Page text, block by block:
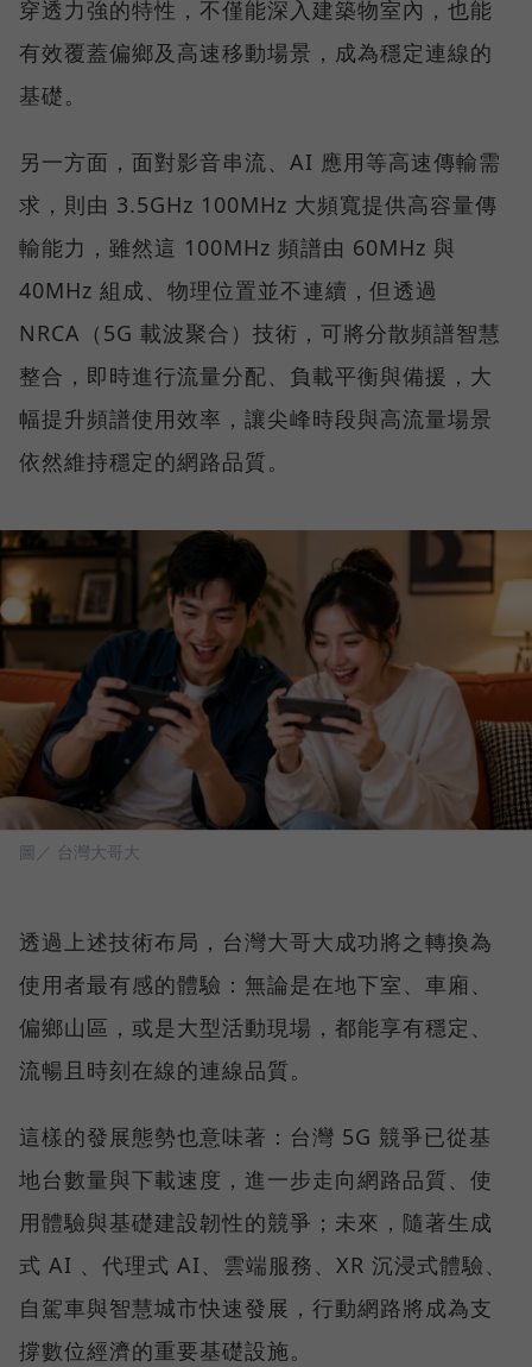
穿透力強的特性，不僅能深入建築物室內，也能
有效覆蓋偏鄉及高速移動場景，成為穩定連線的
基礎。
另一方面，面對影音串流、AI 應用等高速傳輸需
求，則由 3.5GHz 100MHz 大頻寬提供高容量傳
輸能力，雖然這 100MHz 頻譜由 60MHz 與
40MHz 組成、物理位置並不連續，但透過
NRCA（5G 載波聚合）技術，可將分散頻譜智慧
整合，即時進行流量分配、負載平衡與備援，大
幅提升頻譜使用效率，讓尖峰時段與高流量場景
依然維持穩定的網路品質。
圖／ 台灣大哥大
透過上述技術布局，台灣大哥大成功將之轉換為
使用者最有感的體驗：無論是在地下室、車廂、
偏鄉山區，或是大型活動現場，都能享有穩定、
流暢且時刻在線的連線品質。
這樣的發展態勢也意味著：台灣 5G 競爭已從基
地台數量與下載速度，進一步走向網路品質、使
用體驗與基礎建設韌性的競爭；未來，隨著生成
式 AI 、代理式 AI、雲端服務、XR 沉浸式體驗、
自駕車與智慧城市快速發展，行動網路將成為支
撐數位經濟的重要基礎設施。